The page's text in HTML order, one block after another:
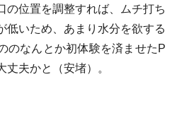
の位置を調整すれば、ムチ打ち
低いため、あまり水分を欲する
のなんとか初体験を済ませたP
丈夫かと（安堵）。